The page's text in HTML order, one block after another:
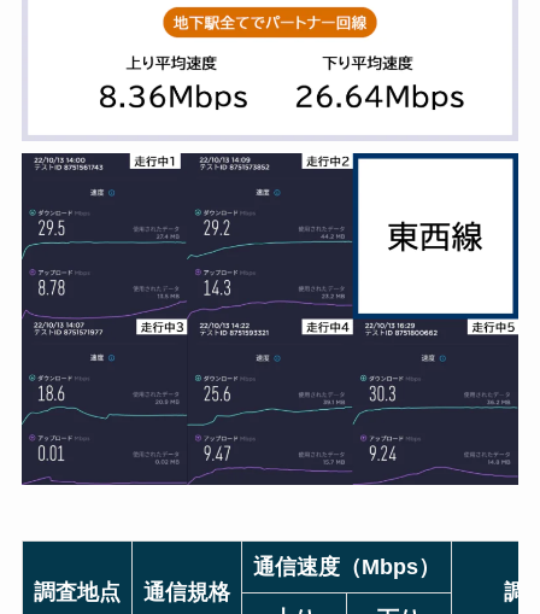
調査地点 通信規格
通信速度（Mbps）
調